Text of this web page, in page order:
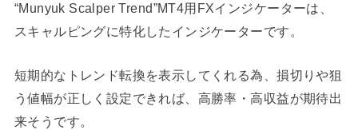
“Munyuk Scalper Trend”MT4用FXインジケーターは、
スキャルピングに特化したインジケーターです。
短期的なトレンド転換を表示してくれる為、損切りや狙
う値幅が正しく設定できれば、高勝率・高収益が期待出
来そうです。